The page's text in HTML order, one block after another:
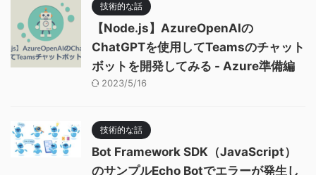
技術的な話
【Node.js】AzureOpenAIの
ChatGPTを使用してTeamsのチャット
ボットを開発してみる - Azure準備編
2023/5/16
技術的な話
Bot Framework SDK（JavaScript）
のサンプルEcho Botでエラーが発生し